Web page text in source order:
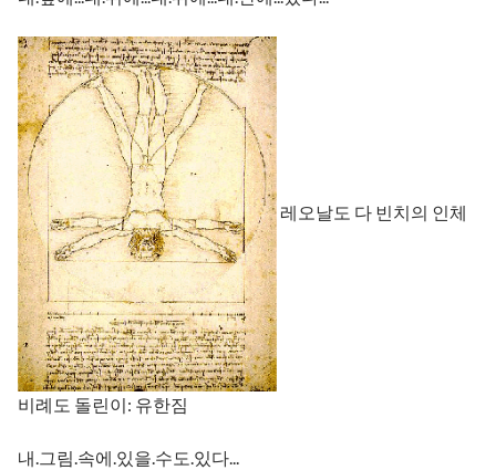
레오날도 다 빈치의 인체
비례도 돌린이: 유한짐
내.그림.속에.있을.수도.있다...